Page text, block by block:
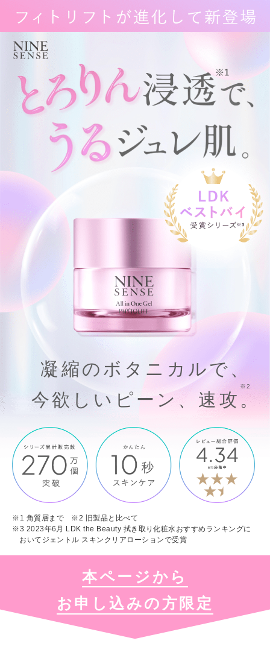
凝縮の ボ タ ニ カ ルで 、
今欲しい ピ ーン、 速攻。
※2
※1 角質層まで ※2 旧製品と比べて
※3 2023年6月 LDK the Beauty 拭き取り化粧水おすすめランキングに
おいてジェントル スキンクリアローションで受賞
本ページから
お申し込みの方限定